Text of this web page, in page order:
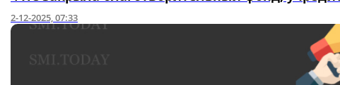
2-12-2025, 07:33